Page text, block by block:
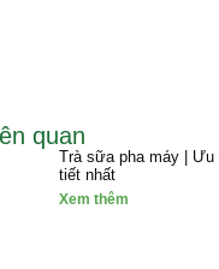
quan
Trà sữa pha máy | Ưu
tiết nhất
Xem thêm